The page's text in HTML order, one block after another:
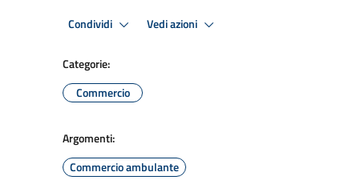
Condividi Vedi azioni
Categorie:
Commercio
Argomenti:
Commercio ambulante